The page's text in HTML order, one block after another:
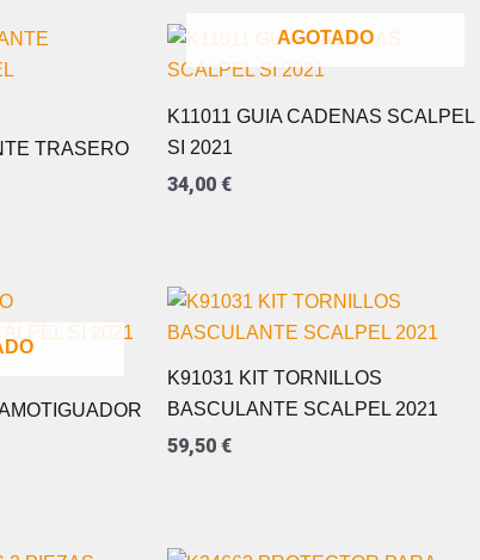
TRASERO
AGOTADO
K11011 GUIA CADENAS SCALPEL
SI 2021
34,00 €
K91031 KIT TORNILLOS
BASCULANTE SCALPEL 2021
59,50 €